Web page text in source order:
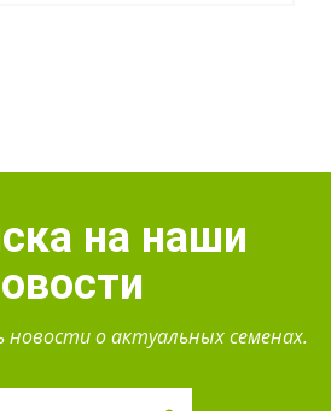
на наши
о актуальных семенах.